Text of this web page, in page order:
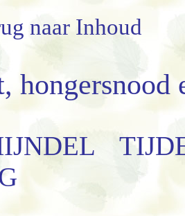
naar Inhoud
hongersnood